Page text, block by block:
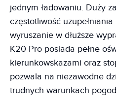
jednym ładowaniu. Duży
częstotliwość
wyruszanie w dłuższe
K20 Pro posiada pełne
kierunkowskazami oraz
pozwala na niezawodne
trudnych warunkach